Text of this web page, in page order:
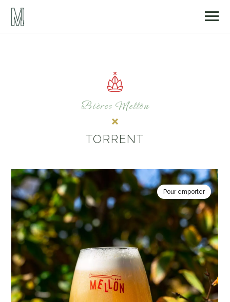
Bières Mellön
TORRENT
Pour emporter